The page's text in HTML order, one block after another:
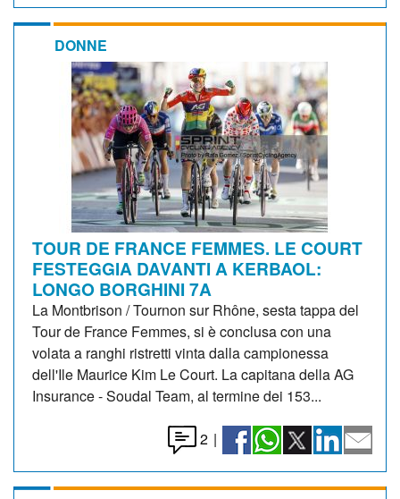
DONNE
TOUR DE FRANCE FEMMES. LE COURT
FESTEGGIA DAVANTI A KERBAOL:
LONGO BORGHINI 7A
La Montbrison / Tournon sur Rhône, sesta tappa del
Tour de France Femmes, si è conclusa con una
volata a ranghi ristretti vinta dalla campionessa
dell'Ile Maurice Kim Le Court. La capitana della AG
Insurance - Soudal Team, al termine dei 153...
2 |